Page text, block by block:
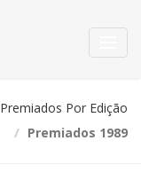
Premiados Por Edição
Premiados 1989